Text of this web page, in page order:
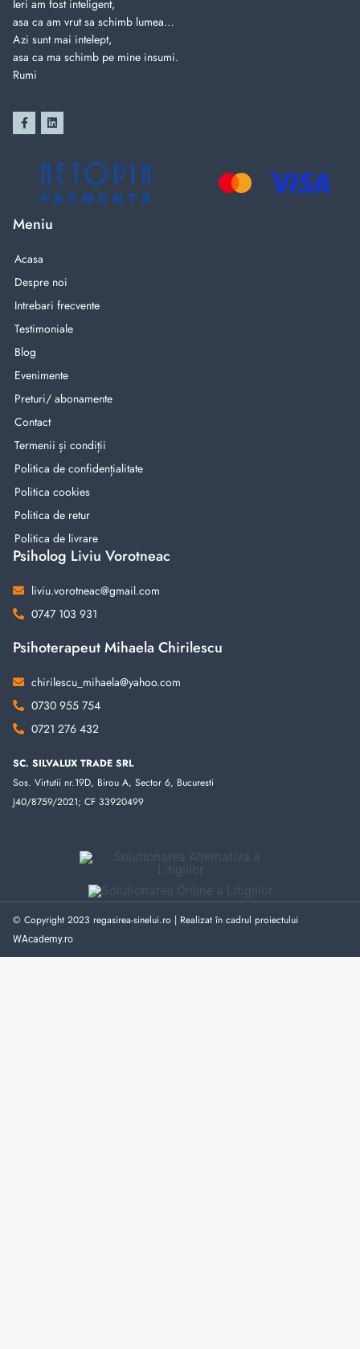
Ieri am fost inteligent,
asa ca am vrut sa schimb lumea…
Azi sunt mai intelept,
asa ca ma schimb pe mine insumi.
Rumi
Meniu
Acasa
Despre noi
Intrebari frecvente
Testimoniale
Blog
Evenimente
Preturi/ abonamente
Contact
Termenii și condiții
Politica de confidențialitate
Politica cookies
Politica de retur
Politica de livrare
Psiholog Liviu Vorotneac
liviu.vorotneac@gmail.com
0747 103 931
Psihoterapeut Mihaela Chirilescu
chirilescu_mihaela@yahoo.com
0730 955 754
0721 276 432
SC. SILVALUX TRADE SRL
Sos. Virtutii nr.19D, Birou A, Sector 6, Bucuresti
J40/8759/2021; CF 33920499
© Copyright 2023 regasirea-sinelui.ro | Realizat în cadrul proiectului
WAcademy.ro